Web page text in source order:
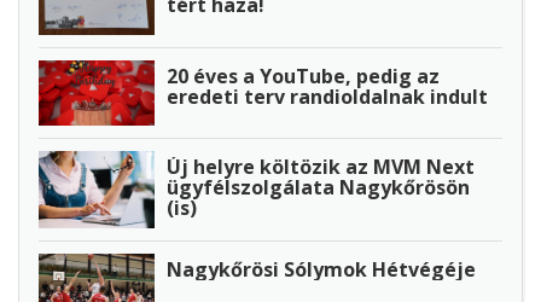
20 éves a YouTube, pedig az
eredeti terv randioldalnak indult
Új helyre költözik az MVM Next
ügyfélszolgálata Nagykőrösön
(is)
Nagykőrösi Sólymok Hétvégéje